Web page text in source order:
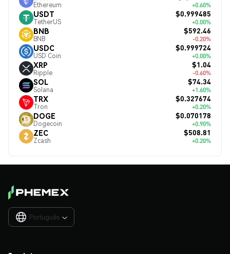
Ethereum +0.60%
USDT
TetherUS
$0.999485
+0.00%
BNB
BNB
$592.46
-0.20%
USDC
USD Coin
$0.999724
+0.00%
XRP
Ripple
$1.04
-0.60%
SOL
Solana
$74.34
+1.60%
TRX
Tron
$0.327674
+0.20%
DOGE
Dogecoin
$0.070178
+0.90%
ZEC
Zcash
$508.81
+0.20%
Português 